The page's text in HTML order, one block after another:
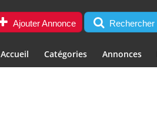
Ajouter Annonce Rechercher
Accueil Catégories Annonces